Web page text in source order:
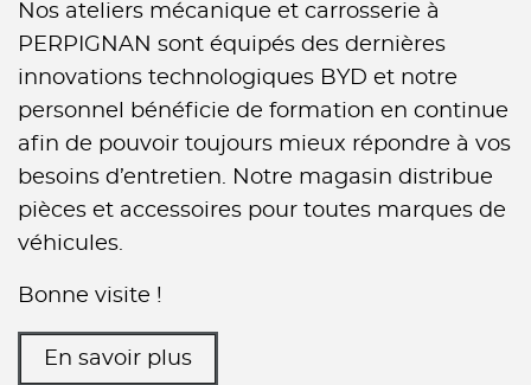
Nos ateliers mécanique et carrosserie à
PERPIGNAN sont équipés des dernières
innovations technologiques BYD et notre
personnel bénéficie de formation en continue
afin de pouvoir toujours mieux répondre à vos
besoins d’entretien. Notre magasin distribue
pièces et accessoires pour toutes marques de
véhicules.
Bonne visite !
En savoir plus